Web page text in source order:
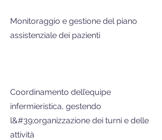
Monitoraggio e gestione del piano
assistenziale dei pazienti
Coordinamento dell’equipe
infermieristica, gestendo
l&#39;organizzazione dei turni e delle
attività